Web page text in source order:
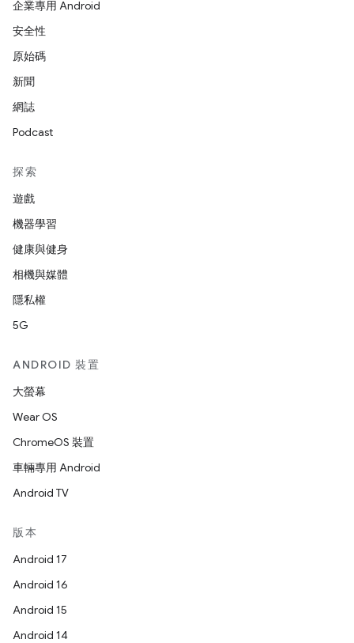
企業專用 Android
安全性
原始碼
新聞
網誌
Podcast
探索
遊戲
機器學習
健康與健身
相機與媒體
隱私權
5G
ANDROID 裝置
大螢幕
Wear OS
ChromeOS 裝置
車輛專用 Android
Android TV
版本
Android 17
Android 16
Android 15
Android 14